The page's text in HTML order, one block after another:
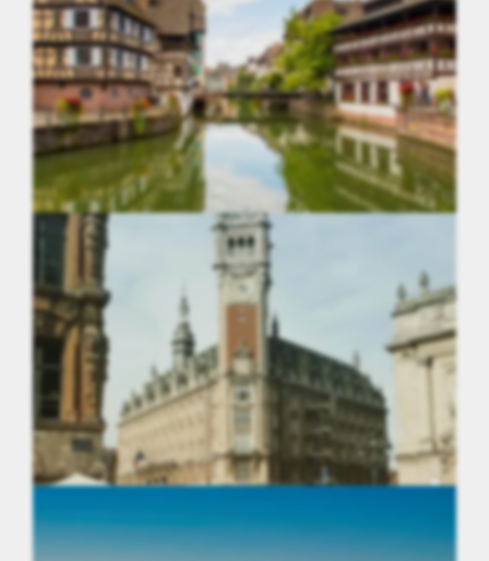
Grand Est
Hauts-de-France